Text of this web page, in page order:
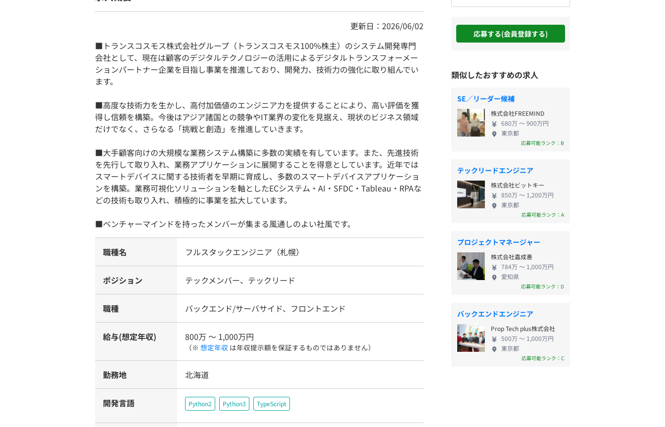
更新日：2026/06/02
■トランスコスモス株式会社グループ（トランスコスモス100%株主）のシステム開発専門
会社として、現在は顧客のデジタルテクノロジーの活用によるデジタルトランスフォーメー
ションパートナー企業を目指し事業を推進しており、開発力、技術力の強化に取り組んでい
ます。
■高度な技術力を生かし、高付加価値のエンジニア力を提供することにより、高い評価を獲
得し信頼を構築。今後はアジア諸国との競争やIT業界の変化を見据え、現状のビジネス領域
だけでなく、さらなる「挑戦と創造」を推進していきます。
■大手顧客向けの大規模な業務システム構築に多数の実績を有しています。また、先進技術
を先行して取り入れ、業務アプリケーションに展開することを得意としています。近年では
スマートデバイスに関する技術者を早期に育成し、多数のスマートデバイスアプリケーショ
ンを構築。業務可視化ソリューションを軸としたECシステム・AI・SFDC・Tableau・RPAな
どの技術も取り入れ、積極的に事業を拡大しています。
■ベンチャーマインドを持ったメンバーが集まる風通しのよい社風です。
職種名 フルスタックエンジニア（札幌）
ポジション テックメンバー、テックリード
職種 バックエンド/サーバサイド、フロントエンド
給与(想定年収) 800万 〜 1,000万円
（※ 想定年収 は年収提示額を保証するものではありません）
勤務地 北海道
開発言語 Python2 Python3 TypeScript
応募する(会員登録する)
類似したおすすめの求人
SE／リーダー候補
株式会社FREEMIND
680万 〜 900万円
東京都
応募可能ランク：B
テックリードエンジニア
株式会社ビットキー
850万 〜 1,200万円
東京都
応募可能ランク：A
プロジェクトマネージャー
株式会社嘉成善
784万 〜 1,000万円
愛知県
応募可能ランク：D
バックエンドエンジニア
Prop Tech plus株式会社
500万 〜 1,000万円
東京都
応募可能ランク：C